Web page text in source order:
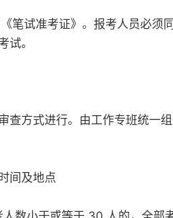
笔试准考证》。报考人员必须
试。
查方式进行。由工作专班统一
间及地点